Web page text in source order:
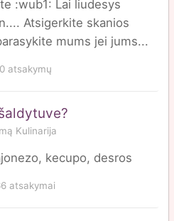
:wub1: Lai liudesys
Atsigerkite skanios
mums jei jums...
atsakymų
Kulinarija
kecupo, desros
atsakymai